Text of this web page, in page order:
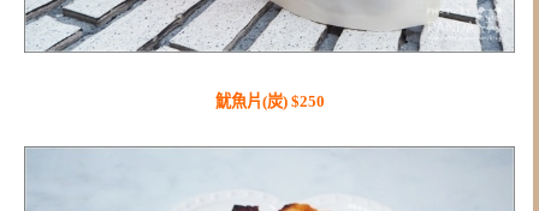
魷魚片(炭) $250